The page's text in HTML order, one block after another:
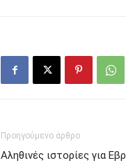
Προηγούμενο άρθρο
Αληθινές ιστορίες για